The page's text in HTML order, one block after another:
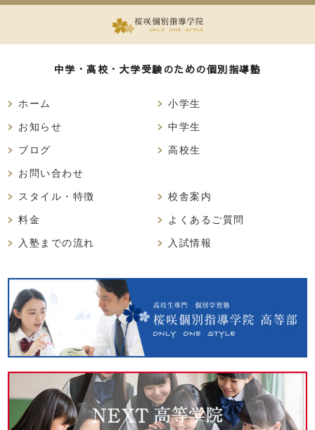
中学・高校・大学受験のための個別指導塾
ホーム
お知らせ
ブログ
お問い合わせ
小学生
中学生
高校生
スタイル・特徴
料金
入塾までの流れ
校舎案内
よくあるご質問
入試情報